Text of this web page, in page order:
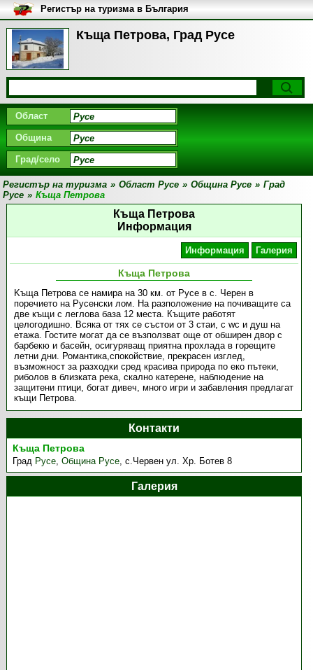
Къща Петрова, Град Русе
Регистър на туризма в България
Област
Община
Град/село
Регистър на туризма » Област Русе » Община Русе » Град
Русе » Къща Петрова
Къща Петрова
Информация
Информация Галерия
Къща Петрова
Kъща Петрова се намира на 30 км. от Русе в с. Черен в
поречието на Русенски лом. На разположение на почиващите са
две къщи с леглова база 12 места. Къщите работят
целогодишно. Всяка от тях се състои от 3 стаи, с wc и душ на
етажа. Гостите могат да се възползват още от обширен двор с
барбекю и басейн, осигуряващ приятна прохлада в горещите
летни дни. Романтика,спокойствие, прекрасен изглед,
възможност за разходки сред красива природа по еко пътеки,
риболов в близката река, скално катерене, наблюдение на
защитени птици, богат дивеч, много игри и забавления предлагат
къщи Петрова.
Контакти
Къща Петрова
Град Русе,Община Русе,с.Червен ул. Хр. Ботев 8
Галерия